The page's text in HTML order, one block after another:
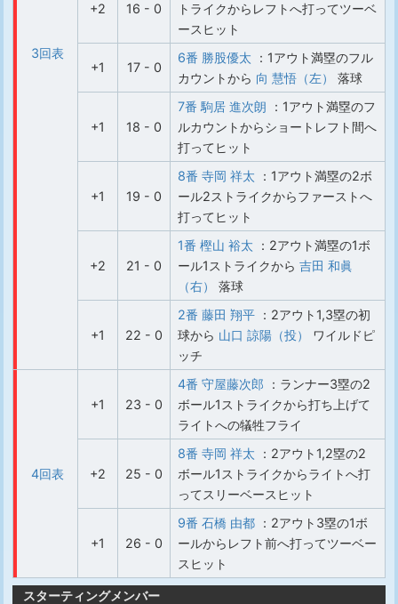
3回表
+2 16 - 0
トライクからレフトへ打ってツーベ
ースヒット
+1 17 - 0
6番 勝股優太 ：1アウト満塁のフル
カウントから 向 慧悟（左） 落球
+1 18 - 0
7番 駒居 進次朗 ：1アウト満塁のフ
ルカウントからショートレフト間へ
打ってヒット
+1 19 - 0
8番 寺岡 祥太 ：1アウト満塁の2ボ
ール2ストライクからファーストへ
打ってヒット
+2 21 - 0
1番 樫山 裕太 ：2アウト満塁の1ボ
ール1ストライクから 吉田 和眞
（右）
落球
+1 22 - 0
2番 藤田 翔平 ：2アウト1,3塁の初
球から 山口 諒陽（投）
ワイルドピ
ッチ
4回表
+1 23 - 0
4番 守屋藤次郎 ：ランナー3塁の2
ボール1ストライクから打ち上げて
ライトへの犠牲フライ
+2 25 - 0
8番 寺岡 祥太 ：2アウト1,2塁の2
ボール1ストライクからライトへ打
ってスリーベースヒット
+1 26 - 0
9番 石橋 由都 ：2アウト3塁の1ボ
ールからレフト前へ打ってツーベー
スヒット
スターティングメンバー